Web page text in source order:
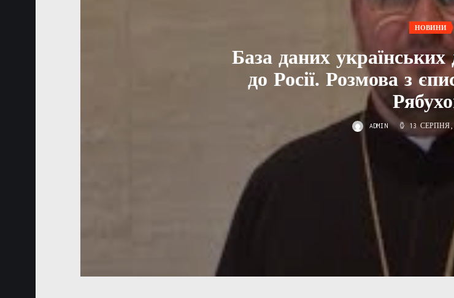
НОВИНИ
База даних українських
до Росії. Розмова з
ADMIN 13 СЕРПНЯ,